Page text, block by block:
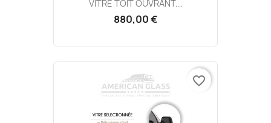
VITRE TOIT OUVRANT...
880,00 €
favorite_border